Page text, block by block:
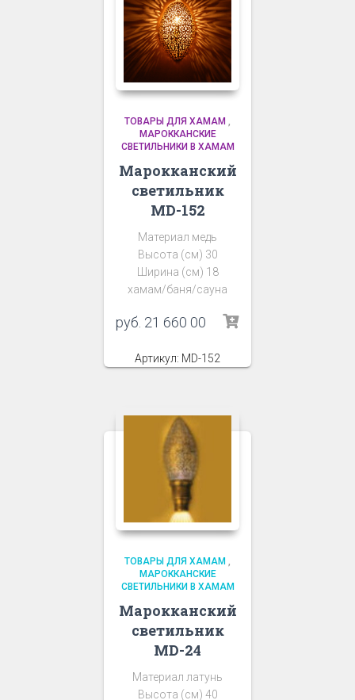
ТОВАРЫ ДЛЯ ХАМАМ ,
МАРОККАНСКИЕ
СВЕТИЛЬНИКИ В ХАМАМ
Марокканский
светильник
MD-152
Материал медь
Высота (см) 30
Ширина (см) 18
хамам/баня/сауна
руб. 21 660 00
Артикул: MD-152
ТОВАРЫ ДЛЯ ХАМАМ ,
МАРОККАНСКИЕ
СВЕТИЛЬНИКИ В ХАМАМ
Марокканский
светильник
MD-24
Материал латунь
Высота (см) 40